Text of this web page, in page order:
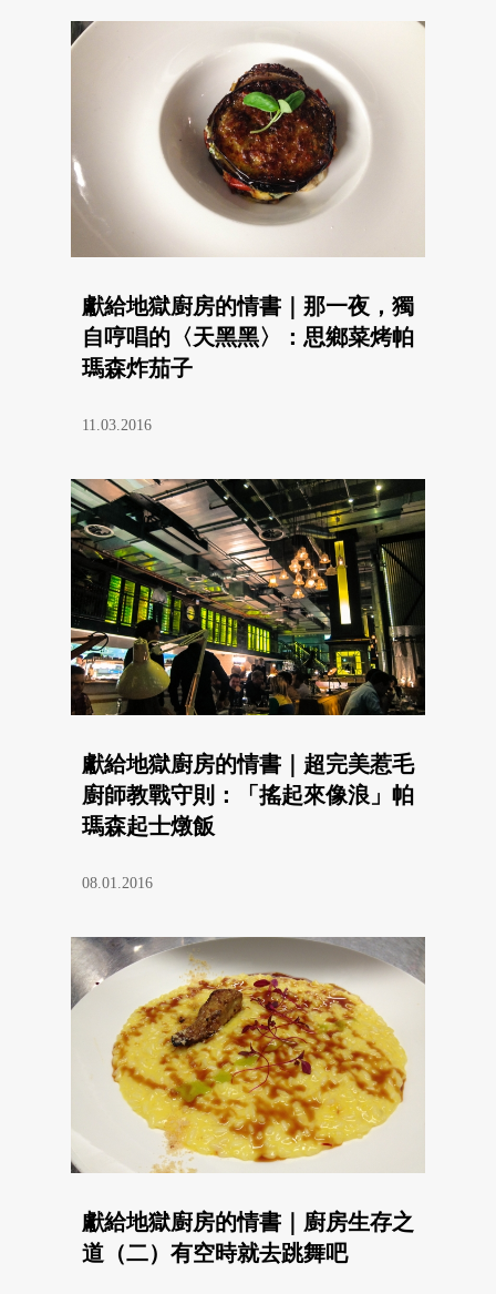
獻給地獄廚房的情書｜那一夜，獨
自哼唱的〈天黑黑〉：思鄉菜烤帕
瑪森炸茄子
11.03.2016
獻給地獄廚房的情書｜超完美惹毛
廚師教戰守則：「搖起來像浪」帕
瑪森起士燉飯
08.01.2016
獻給地獄廚房的情書｜廚房生存之
道（二）有空時就去跳舞吧